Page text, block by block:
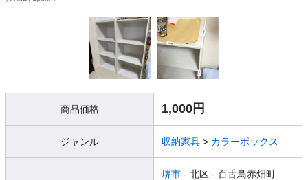
商品価格 1,000円
ジャンル 収納家具 > カラーボックス
堺市 - 北区 - 百舌鳥赤畑町